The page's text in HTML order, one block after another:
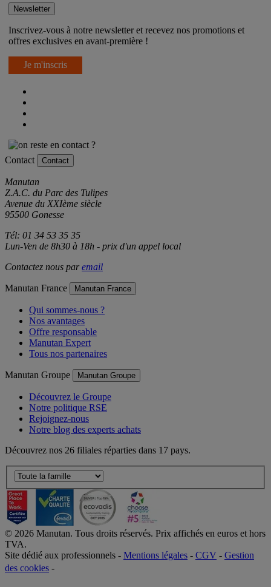
Newsletter
Inscrivez-vous à notre newsletter et recevez nos promotions et
offres exclusives en avant-première !
Je m'inscris
Contact Contact
Manutan
Z.A.C. du Parc des Tulipes
Avenue du XXIème siècle
95500 Gonesse
Tél: 01 34 53 35 35
Lun-Ven de 8h30 à 18h - prix d'un appel local
Contactez nous paremail
Manutan France Manutan France
Qui sommes-nous ?
Nos avantages
Offre responsable
Manutan Expert
Tous nos partenaires
Manutan Groupe Manutan Groupe
Découvrez le Groupe
Notre politique RSE
Rejoignez-nous
Notre blog des experts achats
Découvrez nos 26 filiales réparties dans 17 pays.
© 2026 Manutan. Tous droits réservés. Prix affichés en euros et hors
TVA.
Site dédié aux professionnels - Mentions légales - CGV - Gestion
des cookies -